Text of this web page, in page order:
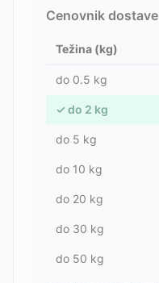
Cenovnik dostave
Težina (kg)
do 0.5 kg
✓ do 2 kg
do 5 kg
do 10 kg
do 20 kg
do 30 kg
do 50 kg